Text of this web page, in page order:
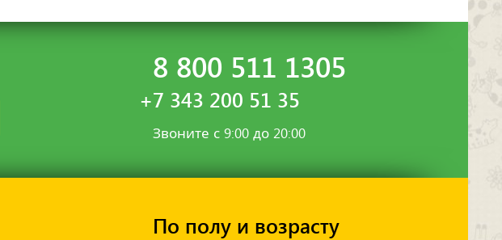
8 800 511 1305
+7 343 200 51 35
Звоните с 9:00 до 20:00
По полу и возрасту